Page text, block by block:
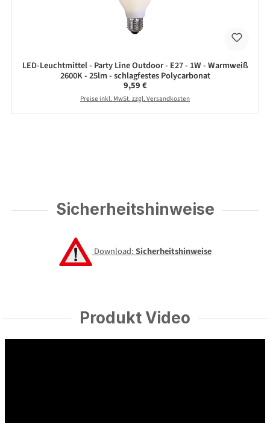
LED-Leuchtmittel - Party Line Outdoor - E27 - 1W - Warmweiß
2600K - 25lm - schlagfestes Polycarbonat
Regulärer Preis:
9,59 €
Preise inkl. MwSt. zzgl. Versandkosten
Sicherheitshinweise
Download:Sicherheitshinweise
Produkt Video